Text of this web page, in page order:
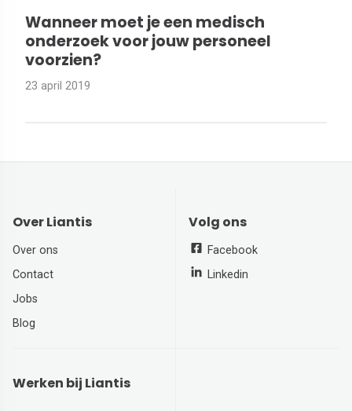
Wanneer moet je een medisch
onderzoek voor jouw personeel
voorzien?
23 april 2019
Over Liantis
Over ons
Contact
Jobs
Blog
Volg ons
Facebook
Linkedin
Werken bij Liantis